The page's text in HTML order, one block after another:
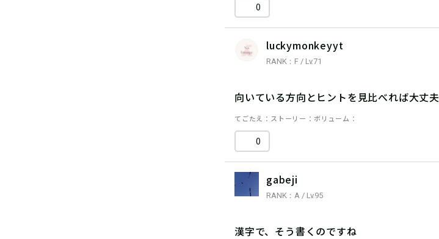
0
luckymonkeyyt
RANK：F / Lv.71
向いている方向とヒントを見比べれば大丈夫
てごたえ ストーリー ボリューム
0
gabeji
RANK：A / Lv.95
漢字で、そう書くのですね